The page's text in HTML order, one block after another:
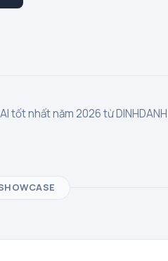
tốt nhất năm 2026 từ